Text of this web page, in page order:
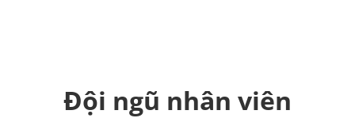
Đội ngũ nhân viên